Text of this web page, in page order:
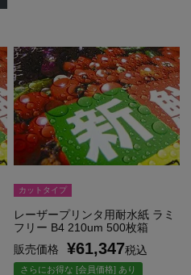
カットタイプ
レーザープリンタ用耐水紙 ラミ
フリー B4 210um 500枚箱
販売価格
¥61,347税込
さらにお得な [会員価格] あり